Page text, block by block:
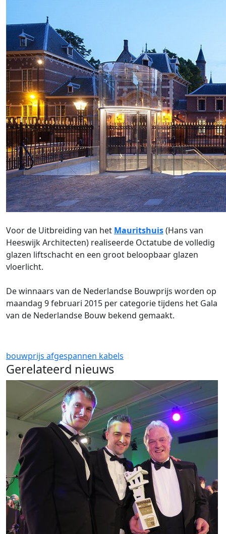
Voor de Uitbreiding van het Mauritshuis(Hans van
Heeswijk Architecten) realiseerde Octatube de volledig
glazen liftschacht en een groot beloopbaar glazen
vloerlicht.
De winnaars van de Nederlandse Bouwprijs worden op
maandag 9 februari 2015 per categorie tijdens het Gala
van de Nederlandse Bouw bekend gemaakt.
bouwprijs afgespannen kabels
Gerelateerd nieuws